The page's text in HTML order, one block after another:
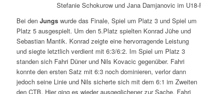
Stefanie Schokurow und Jana Damjanovic im U18-Finale
Bei den Jungs wurde das Finale, Spiel um Platz 3 und Spiel um
Platz 5 ausgespielt. Um den 5.Platz spielten Konrad Jühe und
Sebastian Mantik. Konrad zeigte eine hervorragende Leistung
und siegte letztlich verdient mit 6:3/6:2. Im Spiel um Platz 3
standen sich Fahri Düner und Nils Kovacic gegenüber. Fahri
konnte den ersten Satz mit 6:3 noch dominieren, verlor dann
jedoch seine Linie und Nils sicherte sich mit dem 6:1 im Zweiten
den CTB. Hier ging es wieder ausgeglichener zur Sache, Fahri